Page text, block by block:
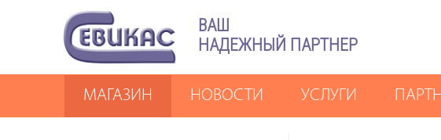
ВАШ
НАДЕЖНЫЙ ПАРТНЕР
МАГАЗИН НОВОСТИ УСЛУГИ